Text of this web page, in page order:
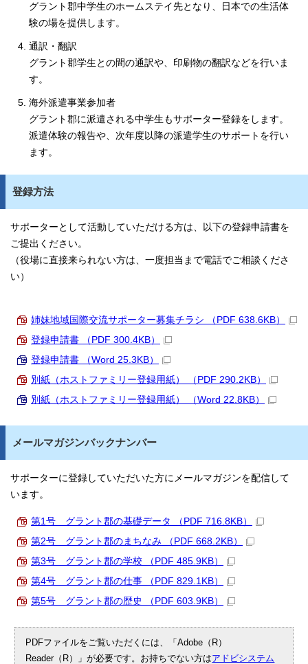
グラント郡中学生のホームステイ先となり、日本での生活体
験の場を提供します。
通訳・翻訳
グラント郡学生との間の通訳や、印刷物の翻訳などを行いま
す。
海外派遣事業参加者
グラント郡に派遣される中学生もサポーター登録をします。
派遣体験の報告や、次年度以降の派遣学生のサポートを行い
ます。
登録方法
サポーターとして活動していただける方は、以下の登録申請書を
ご提出ください。
（役場に直接来られない方は、一度担当まで電話でご相談くださ
い）
姉妹地域国際交流サポーター募集チラシ （PDF 638.6KB）
登録申請書 （PDF 300.4KB）
登録申請書 （Word 25.3KB）
別紙（ホストファミリー登録用紙） （PDF 290.2KB）
別紙（ホストファミリー登録用紙） （Word 22.8KB）
メールマガジンバックナンバー
サポーターに登録していただいた方にメールマガジンを配信して
います。
第1号 グラント郡の基礎データ （PDF 716.8KB）
第2号 グラント郡のまちなみ （PDF 668.2KB）
第3号 グラント郡の学校 （PDF 485.9KB）
第4号 グラント郡の仕事 （PDF 829.1KB）
第5号 グラント郡の歴史 （PDF 603.9KB）
PDFファイルをご覧いただくには、「Adobe（R）
Reader（R）」が必要です。お持ちでない方はアドビシステム